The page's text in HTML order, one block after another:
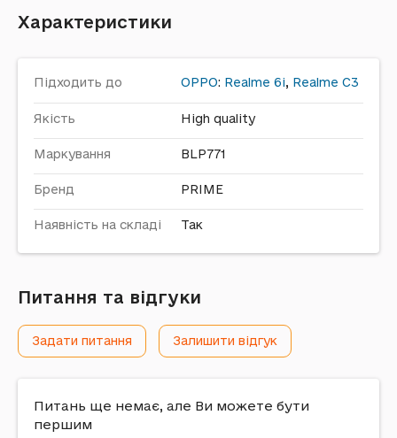
Характеристики
Підходить до OPPO: Realme 6i, Realme C3
Якість High quality
Маркування BLP771
Бренд PRIME
Наявність на складі Так
Питання та відгуки
Задати питання Залишити відгук
Питань ще немає, але Ви можете бути
першим